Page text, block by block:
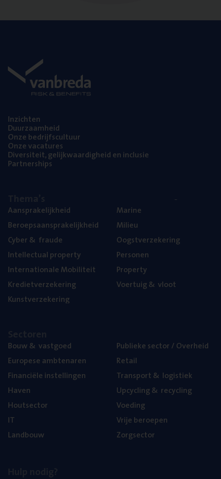
Inzich­ten
Duur­zaam­heid
Onze bedrijfs­cul­tuur
Onze vaca­tu­res
Diver­si­teit, gelijk­waar­dig­heid en inclusie
Part­ner­ships
Aan­spra­ke­lijk­heid
Beroeps­aan­spra­ke­lijk­heid
Cyber& fraude
Intel­lec­tu­al property
Inter­na­ti­o­na­le Mobiliteit
Kre­diet­ver­ze­ke­ring
Kunst­ver­ze­ke­ring
Mari­ne
Mili­eu
Oogst­ver­ze­ke­ring
Per­so­nen
Pro­per­ty
Voer­tuig& vloot
Bouw& vastgoed
Euro­pe­se ambtenaren
Finan­ci­ë­le instellingen
Haven
Hout­sec­tor
IT
Land­bouw
Publie­ke sec­tor / Overheid
Retail
Trans­port& logistiek
Upcy­cling& recycling
Voe­ding
Vrije beroe­pen
Zorg­sec­tor